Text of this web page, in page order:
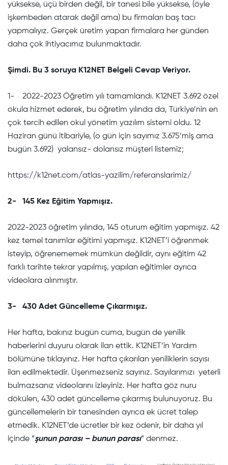
yüksekse, üçü birden değil, bir tanesi bile yüksekse, (öyle
işkembeden atarak değil ama) bu firmaları baş tacı
yapmalıyız. Gerçek üretim yapan firmalara her günden
daha çok ihtiyacımız bulunmaktadır.
Şimdi. Bu 3 soruya K12NET Belgeli Cevap Veriyor.
1- 2022-2023 Öğretim yılı tamamlandı. K12NET 3.692 özel
okula hizmet ederek, bu öğretim yılında da, Türkiye’nin en
çok tercih edilen okul yönetim yazılım sistemi oldu. 12
Haziran günü itibariyle, (o gün için sayımız 3.675’miş ama
bugün 3.692) yalansız- dolansız müşteri listemiz;
https://k12net.com/atlas-yazilim/referanslarimiz/
2- 145 Kez Eğitim Yapmışız.
2022-2023 öğretim yılında, 145 oturum eğitim yapmışız. 42
kez temel tanımlar eğitimi yapmışız. K12NET’i öğrenmek
isteyip, öğrenememek mümkün değildir, aynı eğitim 42
farklı tarihte tekrar yapılmış, yapılan eğitimler ayrıca
videolara alınmıştır.
3- 430 Adet Güncelleme Çıkarmışız.
Her hafta, bakınız bugün cuma, bugün de yenilik
haberlerini duyuru olarak ilan ettik. K12NET’in Yardım
bölümüne tıklayınız. Her hafta çıkarılan yeniliklerin sayısı
ilan edilmektedir. Üşenmezseniz sayınız. Sayılarımızı yeterli
bulmazsanız videolarını izleyiniz. Her hafta göz nuru
dökülen, 430 adet güncelleme çıkarmış bulunuyoruz. Bu
güncellemelerin bir tanesinden ayrıca ek ücret talep
etmedik. K12NET’de ücretler bir kez ödenir, bir daha yıl
içinde “şunun parası – bunun parası” denmez.